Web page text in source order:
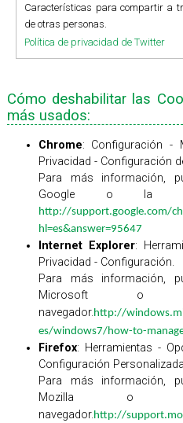
Características para compartir a
de otras personas.
Política de privacidad de Twitter
Cómo deshabilitar las
más usados:
Chrome: Configuración -
Privacidad - Configuración
Para más información,
Google o la
http://support.google.com/
hl=es&answer=95647
Internet Explorer:
Privacidad - Configuración.
Para más información,
Microsoft
navegador.http://
es/windows7/how-to-
Firefox: Herramientas -
Configuración
Para más información,
Mozilla o
navegador.http://